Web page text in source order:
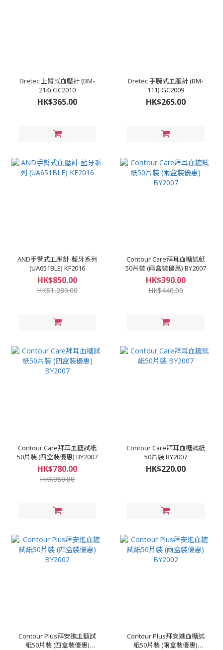
Dretec 上臂式血壓計 (BM-
214) GC2010
HK$365.00
Dretec 手腕式血壓計 (BM-
111) GC2009
HK$265.00
AND手臂式血壓計-藍牙系列
(UA651BLE) KF2016
HK$850.00
HK$1,280.00
Contour Care拜耳血糖試紙
50片裝 (兩盒裝優惠) BY2007
HK$390.00
HK$440.00
Contour Care拜耳血糖試紙
50片裝 (四盒裝優惠) BY2007
HK$780.00
HK$960.00
Contour Care拜耳血糖試紙
50片裝 BY2007
HK$220.00
Contour Plus拜安進血糖試
紙50片裝 (四盒裝優惠)
Contour Plus拜安進血糖試
紙50片裝 (兩盒裝優惠)